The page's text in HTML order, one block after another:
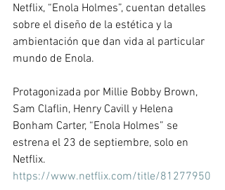
Netflix, “Enola Holmes”, cuentan detalles
sobre el diseño de la estética y la
ambientación que dan vida al particular
mundo de Enola.
Protagonizada por Millie Bobby Brown,
Sam Claflin, Henry Cavill y Helena
Bonham Carter, “Enola Holmes” se
estrena el 23 de septiembre, solo en
Netflix.
https://www.netflix.com/title/81277950